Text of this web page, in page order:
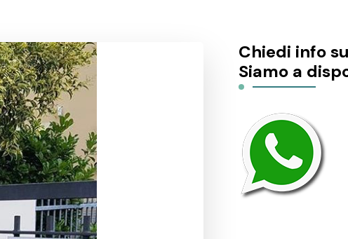
Chiedi info
Siamo a